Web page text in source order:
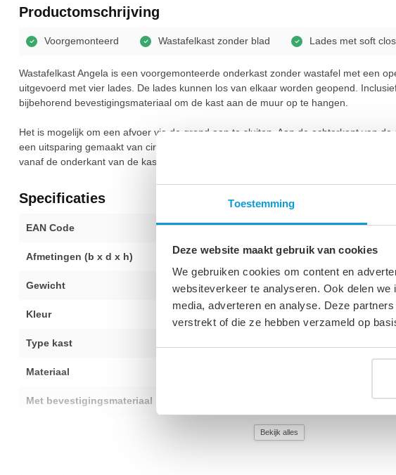
Toestemming
Deze website maakt gebruik van cookies
We gebruiken cookies om content en
websiteverkeer te analyseren. Ook delen
media, adverteren en analyse. Deze
verstrekt of die ze hebben verzameld op
Productomschrijving
Voorgemonteerd Wastafelkast zonder blad Lades met soft
Wastafelkast Angela is een voorgemonteerde onderkast zonder wastafel met een
uitgevoerd met vier lades. De lades kunnen los van elkaar worden geopend.
bijbehorend bevestigingsmateriaal om de kast aan de muur op te hangen.
Het is mogelijk om een afvoer via de grond aan te sluiten. Aan de achterkant van
een uitsparing gemaakt van circa 6cm diep, over de gehele breedte. Dit is vanaf de
vanaf de onderkant van de kast.
Specificaties
EAN Code 8720171717690
Afmetingen (b x d x h) 159,2 x 47,4 x 50 cm
Gewicht 55 kg
Kleur
Type kast
Materiaal
Met bevestigingsmateriaal
Bekijk alles